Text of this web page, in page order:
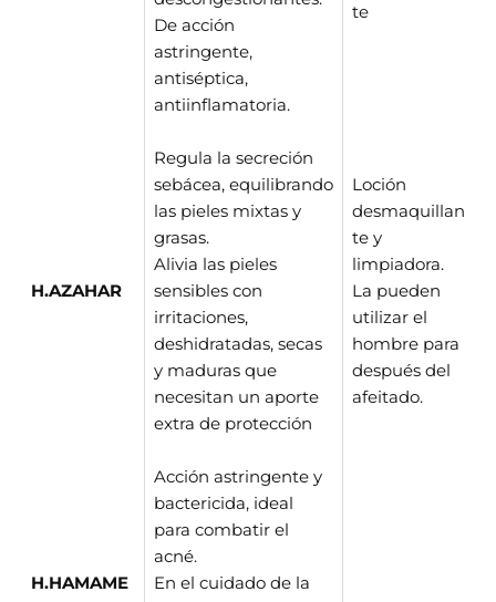
De acción
astringente,
antiséptica,
antiinflamatoria.
te
H.AZAHAR
Regula la secreción
sebácea, equilibrando
las pieles mixtas y
grasas.
Alivia las pieles
sensibles con
irritaciones,
deshidratadas, secas
y maduras que
necesitan un aporte
extra de protección
Loción
desmaquillan
te y
limpiadora.
La pueden
utilizar el
hombre para
después del
afeitado.
H.HAMAME
Acción astringente y
bactericida, ideal
para combatir el
acné.
En el cuidado de la